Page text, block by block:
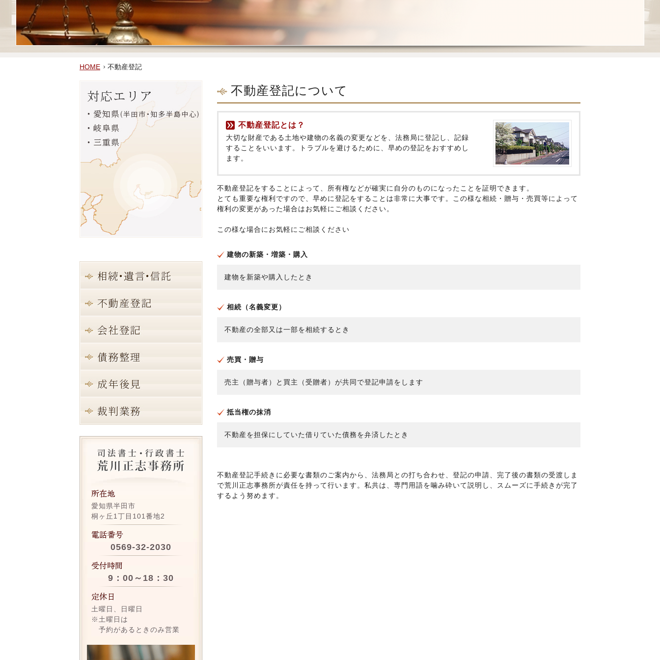
HOME 不動産登記
不動産登記について
不動産登記とは？
大切な財産である土地や建物の名義の変更などを、法務局に登記し、記録
することをいいます。トラブルを避けるために、早めの登記をおすすめし
ます。
不動産登記をすることによって、所有権などが確実に自分のものになったことを証明できます。
とても重要な権利ですので、早めに登記をすることは非常に大事です。この様な相続・贈与・売買等によって
権利の変更があった場合はお気軽にご相談ください。
この様な場合にお気軽にご相談ください
建物の新築・増築・購入
建物を新築や購入したとき
相続（名義変更）
不動産の全部又は一部を相続するとき
売買・贈与
売主（贈与者）と買主（受贈者）が共同で登記申請をします
抵当権の抹消
不動産を担保にしていた借りていた債務を弁済したとき
不動産登記手続きに必要な書類のご案内から、法務局との打ち合わせ、登記の申請、完了後の書類の受渡しま
で荒川正志事務所が責任を持って行います。私共は、専門用語を噛み砕いて説明し、スムーズに手続きが完了
するよう努めます。
愛知県半田市
桐ヶ丘1丁目101番地2
0569-32-2030
9：00～18：30
土曜日、日曜日
※土曜日は
予約があるときのみ営業